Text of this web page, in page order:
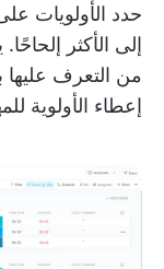
حدد الأولويات
إلى الأكثر
من التعرف عليها
إعطاء الأولوية